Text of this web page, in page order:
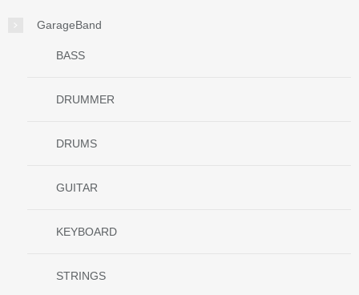
GarageBand
BASS
DRUMMER
DRUMS
GUITAR
KEYBOARD
STRINGS